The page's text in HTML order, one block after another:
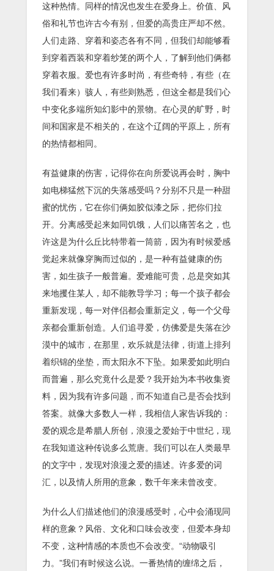
这种热情。同样的情况也发生在爱身上。价值、风
俗和礼节也许古今有别，但爱的高贵庄严却不然。
人们走路、穿着和姿态各有不同，但我们却能够看
到穿着西装和穿着纱笼的两个人，了解到他们俩都
穿着衣服。爱也有许多时尚，有些奇特，有些（在
我们看来）骇人，有些则熟悉，但这全都是我们心
中变化多端所知幻影中的景物。在心灵的旷野，时
间和国家是不相关的，在这个辽阔的平原上，所有
的热情都相同。
有益健康的伤害，记得你在向所爱说再会时，胸中
如电梯猛然下沉的失落感受吗？分别不只是一种甜
蜜的忧伤，它在你们俩如胶似漆之际，把你们拉
开。分离感受起来如同饥饿，人们以痛苦名之，也
许这是为什么丘比特带着一筒箭，因为有时候爱感
觉起来就像穿胸而过似的，是一种有益健康的伤
害，如生孩子一般普遍。爱难能可贵，总是突如其
来地攫住某人，却不能教导学习；每一个孩子都会
重新发现，每一对伴侣都会重新定义，每一个父母
亲都会重新创造。人们追寻爱，仿佛爱是失落在沙
漠中的城市，在那里，欢乐就是法律，街道上排列
着织锦的坐垫，而太阳永不下坠。如果爱如此明白
而普遍，那么究竟什么是爱？我开始为本书收集资
料，因为我有许多问题，而不知道自己是否会找到
答案。就像大多数人一样，我相信人家告诉我的：
爱的观念是希腊人所创，浪漫之爱始于中世纪，现
在我知道这种传说多么荒唐。我们可以在人类最早
的文字中，发现对浪漫之爱的描述。许多爱的词
汇，以及情人所用的意象，数千年来未曾改变。
为什么人们描述他们的浪漫感受时，心中会涌现同
样的意象？风俗、文化和口味会改变，但爱本身却
不变，这种情感的本质也不会改变。“动物吸引
力。”我们有时候这么说。一番热情的缠绵之后，